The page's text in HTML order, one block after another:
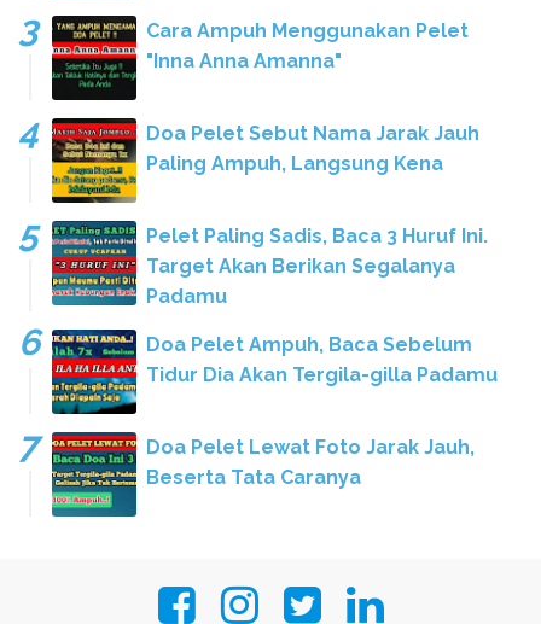
Cara Ampuh Menggunakan Pelet
"Inna Anna Amanna"
Doa Pelet Sebut Nama Jarak Jauh
Paling Ampuh, Langsung Kena
Pelet Paling Sadis, Baca 3 Huruf Ini.
Target Akan Berikan Segalanya
Padamu
Doa Pelet Ampuh, Baca Sebelum
Tidur Dia Akan Tergila-gilla Padamu
Doa Pelet Lewat Foto Jarak Jauh,
Beserta Tata Caranya